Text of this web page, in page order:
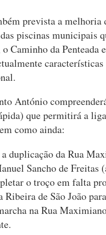
prevista a melhoria
piscinas municipais
Caminho da Penteada
António
que permitirá a
como ainda:
duplicação da Rua
Sancho de Freitas
o troço em falta
Ribeira de São João
na Rua